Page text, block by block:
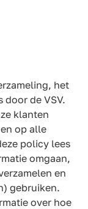
het
door de VSV.
klanten
op alle
policy lees
omgaan,
en
gebruiken.
over hoe